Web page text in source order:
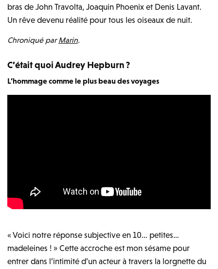
bras de John Travolta, Joaquin Phoenix et Denis Lavant.
Un rêve devenu réalité pour tous les oiseaux de nuit.
Chroniqué parMarin.
C’était quoi Audrey Hepburn ?
L’hommage comme le plus beau des voyages
« Voici notre réponse subjective en 10… petites…
madeleines ! » Cette accroche est mon sésame pour
entrer dans l’intimité d’un acteur à travers la lorgnette du